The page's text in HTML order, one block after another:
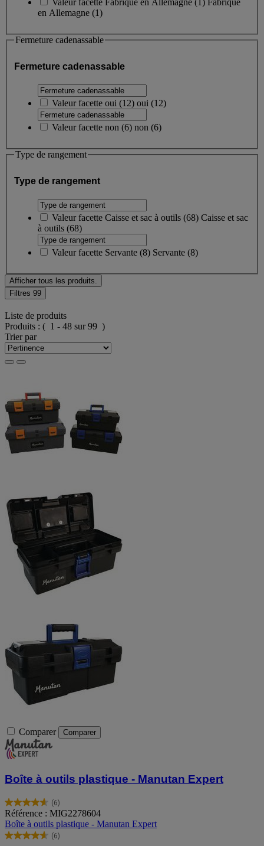
Valeur facette Fabriqué en Allemagne ( ) Fabriqué
en Allemagne (1)
Fermeture cadenassable
Fermeture cadenassable
Valeur facette oui (12) oui (12)
Valeur facette non (6) non (6)
Type de rangement
Type de rangement
Valeur facette Caisse et sac à outils (68) Caisse et sac
à outils (68)
Valeur facette Servante (8) Servante (8)
Afficher tous les produits.
Filtres 99
Liste de produits
Produits : ( 1 - 48 sur 99 )
Trier par
Comparer Comparer
Boîte à outils plastique - Manutan Expert
(6)
4.7
sur
5
étoiles.
Référence : MIG2278604
Boîte à outils plastique - Manutan Expert
(6)
4.7